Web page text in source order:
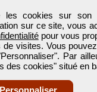
les cookies sur
sur ce site, vous
pour vous
de visites. Vous
Par
des cookies" situé en
Personnaliser